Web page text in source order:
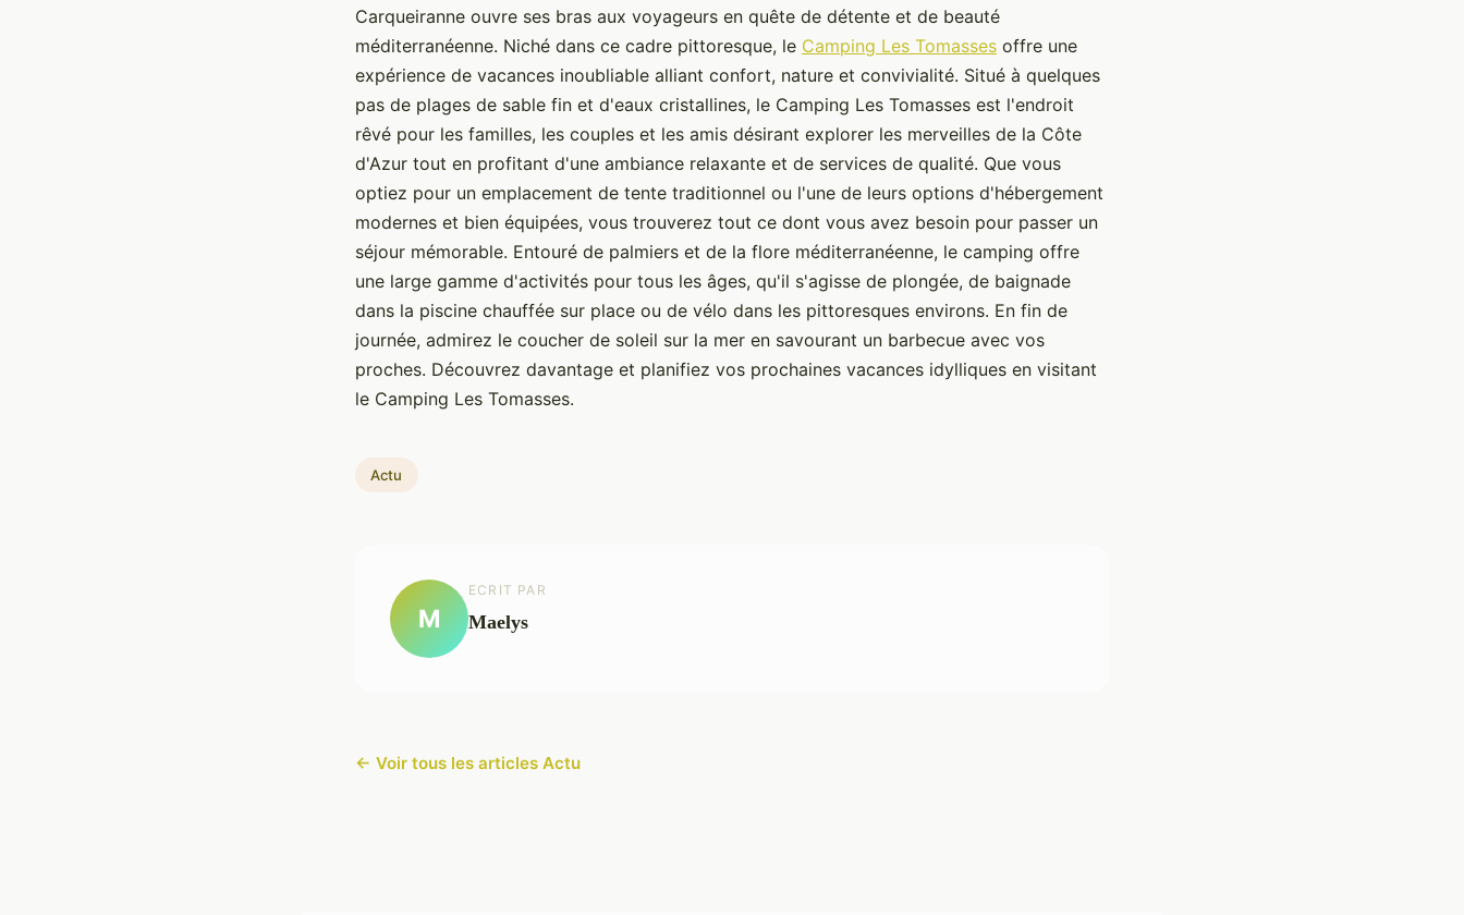
Carqueiranne ouvre ses bras aux voyageurs en quête de détente et de beauté
méditerranéenne. Niché dans ce cadre pittoresque, le Camping Les Tomasses offre une
expérience de vacances inoubliable alliant confort, nature et convivialité. Situé à quelques
pas de plages de sable fin et d'eaux cristallines, le Camping Les Tomasses est l'endroit
rêvé pour les familles, les couples et les amis désirant explorer les merveilles de la Côte
d'Azur tout en profitant d'une ambiance relaxante et de services de qualité. Que vous
optiez pour un emplacement de tente traditionnel ou l'une de leurs options d'hébergement
modernes et bien équipées, vous trouverez tout ce dont vous avez besoin pour passer un
séjour mémorable. Entouré de palmiers et de la flore méditerranéenne, le camping offre
une large gamme d'activités pour tous les âges, qu'il s'agisse de plongée, de baignade
dans la piscine chauffée sur place ou de vélo dans les pittoresques environs. En fin de
journée, admirez le coucher de soleil sur la mer en savourant un barbecue avec vos
proches. Découvrez davantage et planifiez vos prochaines vacances idylliques en visitant
le Camping Les Tomasses.
Actu
M
ECRIT PAR
Maelys
← Voir tous les articles Actu